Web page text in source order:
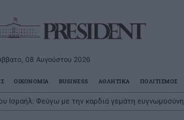
08 Αυγούστου 2026
ΟΙΚΟΝΟΜΙΑ BUSINESS ΑΘΛΗΤΙΚΑ ΠΟΛΙΤΙΣΜΟΣ
Ισραήλ: Φεύγω με την καρδιά γεμάτη ευγνωμοσύνη